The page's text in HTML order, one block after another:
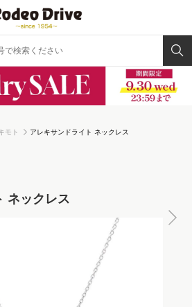
モト アレキサンドライト ネックレス
ネックレス